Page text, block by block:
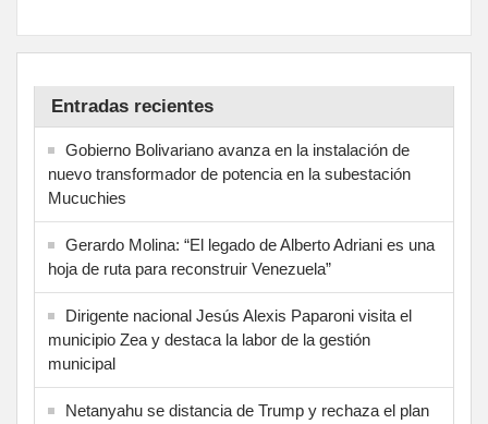
Entradas recientes
Gobierno Bolivariano avanza en la instalación de
nuevo transformador de potencia en la subestación
Mucuchies
Gerardo Molina: “El legado de Alberto Adriani es una
hoja de ruta para reconstruir Venezuela”
Dirigente nacional Jesús Alexis Paparoni visita el
municipio Zea y destaca la labor de la gestión
municipal
Netanyahu se distancia de Trump y rechaza el plan